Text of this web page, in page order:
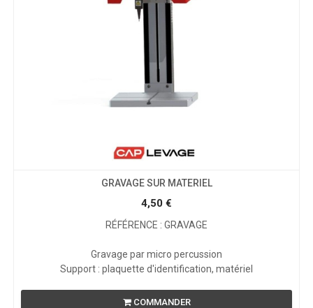
GRAVAGE SUR MATERIEL
4,50 €
RÉFÉRENCE : GRAVAGE
Gravage par micro percussion
Support : plaquette d'identification, matériel
COMMANDER